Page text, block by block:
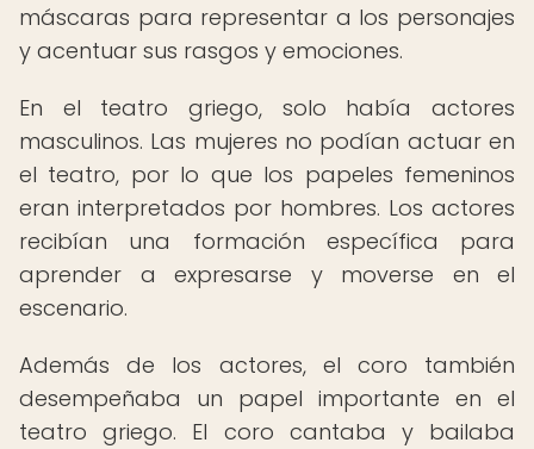
máscaras para representar a los personajes
y acentuar sus rasgos y emociones.
En el teatro griego, solo había actores
masculinos. Las mujeres no podían actuar en
el teatro, por lo que los papeles femeninos
eran interpretados por hombres. Los actores
recibían una formación específica para
aprender a expresarse y moverse en el
escenario.
Además de los actores, el coro también
desempeñaba un papel importante en el
teatro griego. El coro cantaba y bailaba